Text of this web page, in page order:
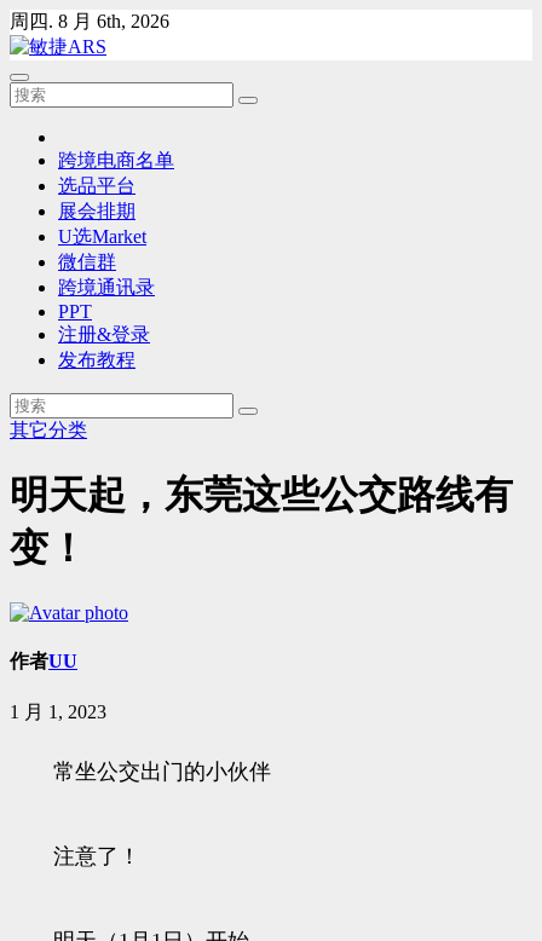
Skip
to
content
周四. 8 月 6th, 2026
跨境电商名单
选品平台
展会排期
U选Market
微信群
跨境通讯录
PPT
注册&登录
发布教程
其它分类
明天起，东莞这些公交路线有
变！
作者UU
1 月 1, 2023
常坐公交出门的小伙伴
注意了！